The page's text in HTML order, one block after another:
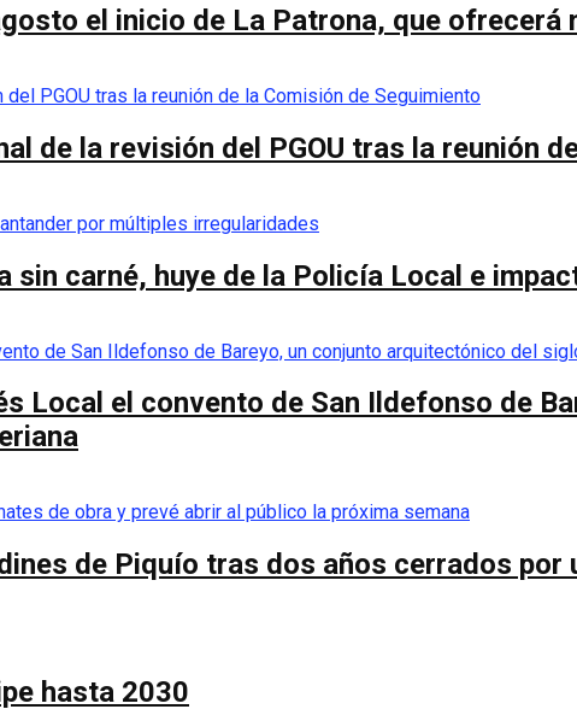
el inicio de La Patrona, que ofrecerá
de la revisión del PGOU tras la reunión
sin carné, huye de la Policía Local e
Local el convento de San Ildefonso de
de Piquío tras dos años cerrados
hasta 2030